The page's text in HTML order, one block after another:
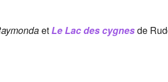
etLe Lac des cygnesde